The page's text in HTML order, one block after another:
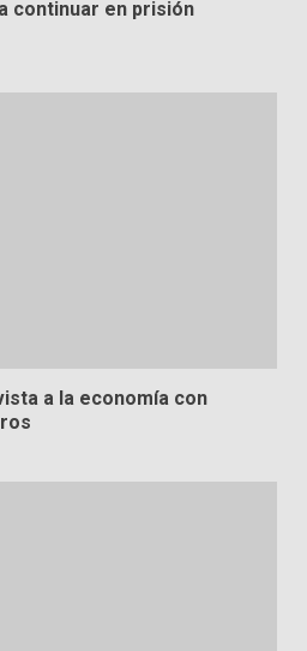
continuar en prisión
a la economía con